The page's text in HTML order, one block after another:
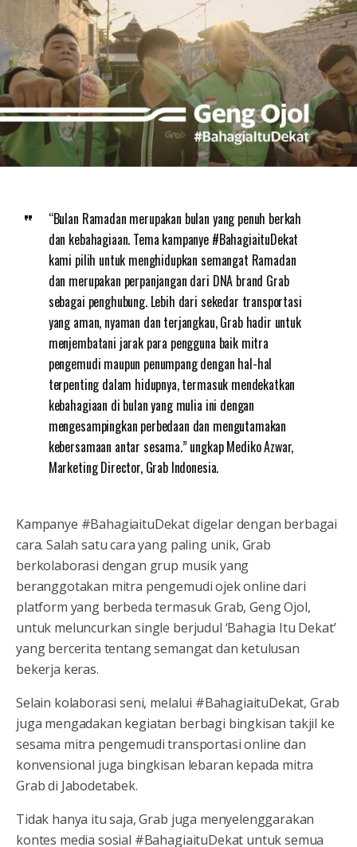
“Bulan Ramadan merupakan bulan yang penuh berkah
dan kebahagiaan. Tema kampanye #BahagiaituDekat
kami pilih untuk menghidupkan semangat Ramadan
dan merupakan perpanjangan dari DNA brand Grab
sebagai penghubung. Lebih dari sekedar transportasi
yang aman, nyaman dan terjangkau, Grab hadir untuk
menjembatani jarak para pengguna baik mitra
pengemudi maupun penumpang dengan hal-hal
terpenting dalam hidupnya, termasuk mendekatkan
kebahagiaan di bulan yang mulia ini dengan
mengesampingkan perbedaan dan mengutamakan
kebersamaan antar sesama.” ungkap Mediko Azwar,
Marketing Director, Grab Indonesia.
Kampanye #BahagiaituDekat digelar dengan berbagai
cara. Salah satu cara yang paling unik, Grab
berkolaborasi dengan grup musik yang
beranggotakan mitra pengemudi ojek online dari
platform yang berbeda termasuk Grab, Geng Ojol,
untuk meluncurkan single berjudul ‘Bahagia Itu Dekat’
yang bercerita tentang semangat dan ketulusan
bekerja keras.
Selain kolaborasi seni, melalui #BahagiaituDekat, Grab
juga mengadakan kegiatan berbagi bingkisan takjil ke
sesama mitra pengemudi transportasi online dan
konvensional juga bingkisan lebaran kepada mitra
Grab di Jabodetabek.
Tidak hanya itu saja, Grab juga menyelenggarakan
kontes media sosial #BahagiaituDekat untuk semua